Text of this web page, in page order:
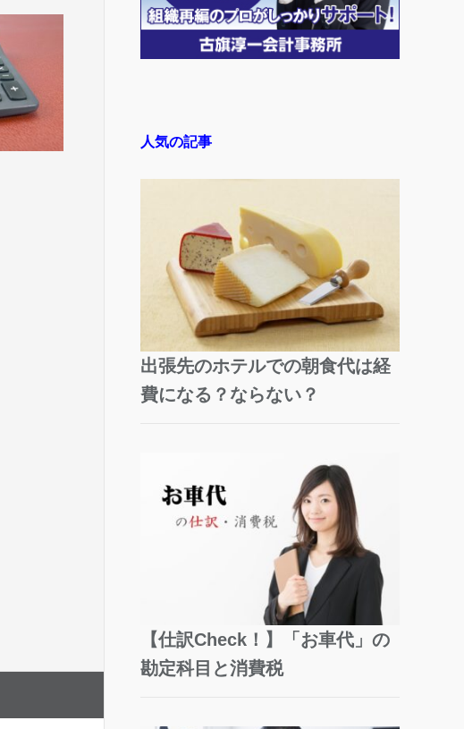
人気の記事
出張先のホテルでの朝食代は経
費になる？ならない？
【仕訳Check！】「お車代」の
勘定科目と消費税